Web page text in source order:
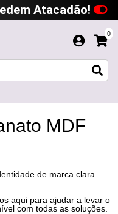
Atacadão!
0
MDF
de marca clara.
aqui para ajudar a levar o
com todas as soluções.